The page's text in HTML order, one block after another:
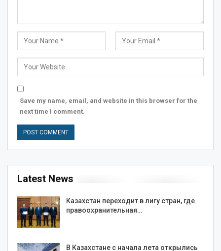
Save my name, email, and website in this browser for the
next time I comment.
Latest News
Казахстан переходит в лигу стран, где
правоохранительная…
В Казахстане с начала лета открылись